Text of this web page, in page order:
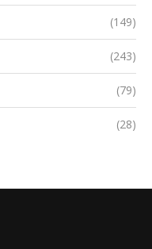
(149)
(243)
(79)
(28)